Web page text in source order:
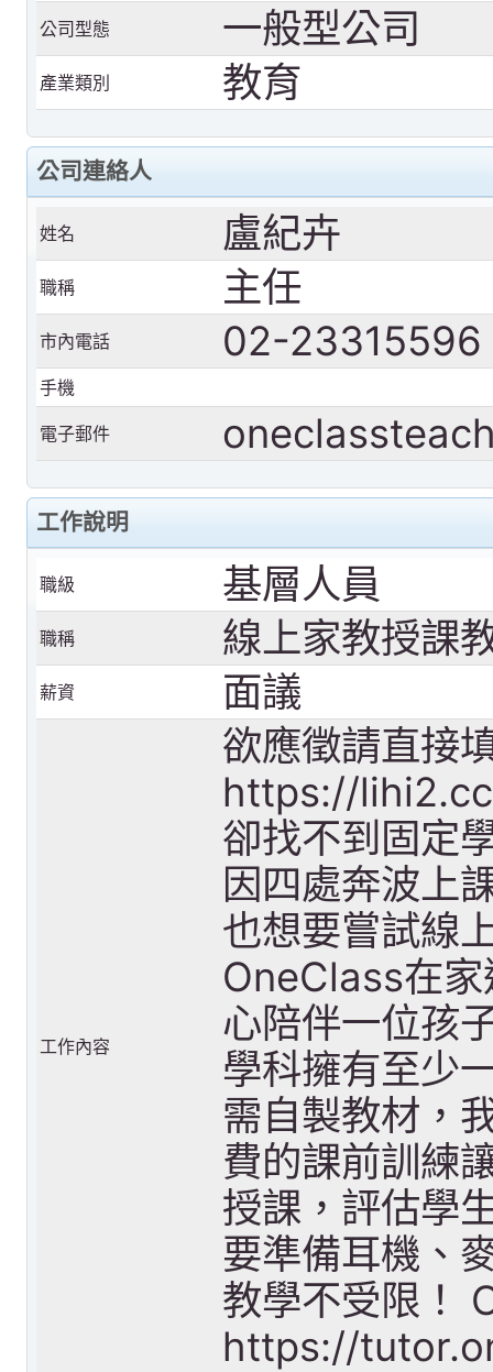
公司型態 一般型公司
產業類別 教育
公司連絡人
姓名 盧紀卉
職稱 主任
市內電話 02-23315596
手機
電子郵件
工作說明
職級 基層人員
職稱 線上家教授課
薪資 面議
工作內容
欲應徵請直接
https://
卻找不到固定
因四處奔波上
也想要嘗試線
OneClass在
心陪伴一位孩
學科擁有至少
需自製教材，
費的課前訓練
授課，評估學
要準備耳機、
教學不受限！
https://